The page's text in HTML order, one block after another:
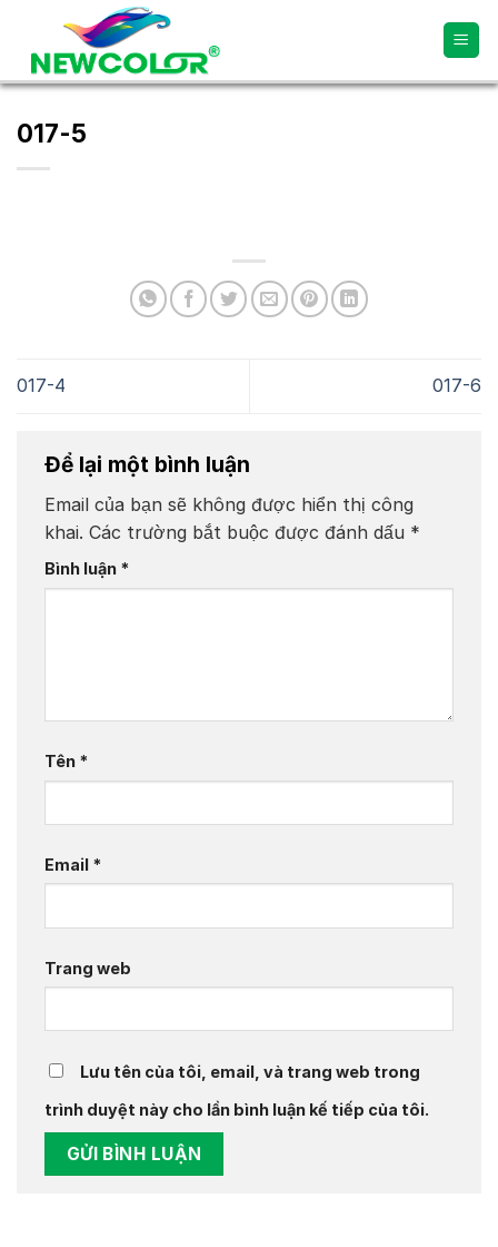
content
017-5
017-4 017-6
Để lại một bình luận
Email của bạn sẽ không được hiển thị công
khai. Các trường bắt buộc được đánh dấu *
Bình luận *
Tên *
Email *
Trang web
Lưu tên của tôi, email, và trang web trong
trình duyệt này cho lần bình luận kế tiếp của tôi.